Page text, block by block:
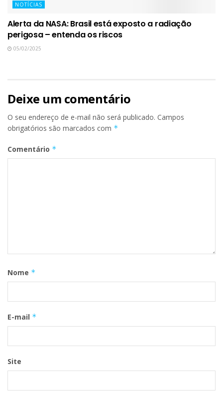
NOTÍCIAS
Alerta da NASA: Brasil está exposto a radiação
perigosa – entenda os riscos
05/02/2025
Deixe um comentário
O seu endereço de e-mail não será publicado. Campos
obrigatórios são marcados com *
Comentário *
Nome *
E-mail *
Site